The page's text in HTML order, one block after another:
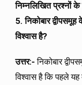
निम्नलिखित प्रश्नों
5. निकोबार द्वीपसमूह
विश्वास है?
उत्तर:-निकोबार
विश्वास है कि पहले यह